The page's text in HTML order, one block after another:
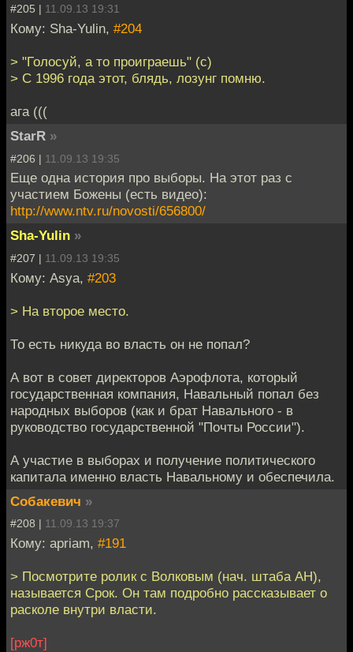
#205 | 11.09.13 19:31
Кому: Sha-Yulin, #204
> "Голосуй, а то проиграешь" (с)
> С 1996 года этот, блядь, лозунг помню.
ага (((
StarR »
#206 | 11.09.13 19:35
Еще одна история про выборы. На этот раз с
участием Божены (есть видео):
http://www.ntv.ru/novosti/656800/
Sha-Yulin »
#207 | 11.09.13 19:35
Кому: Asya, #203
> На второе место.
То есть никуда во власть он не попал?
А вот в совет директоров Аэрофлота, который
государственная компания, Навальный попал без
народных выборов (как и брат Навального - в
руководство государственной "Почты России").
А участие в выборах и получение политического
капитала именно власть Навальному и обеспечила.
Собакевич »
#208 | 11.09.13 19:37
Кому: apriam, #191
> Посмотрите ролик с Волковым (нач. штаба АН),
называется Срок. Он там подробно рассказывает о
расколе внутри власти.
[рж0т]